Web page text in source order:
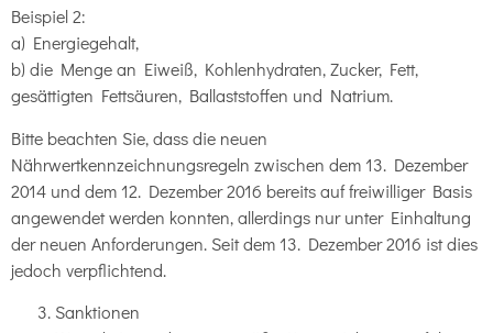
Beispiel 2:
a) Energiegehalt,
b) die Menge an Eiweiß, Kohlenhydraten, Zucker, Fett,
gesättigten Fettsäuren, Ballaststoffen und Natrium.
Bitte beachten Sie, dass die neuen
Nährwertkennzeichnungsregeln zwischen dem 13. Dezember
2014 und dem 12. Dezember 2016 bereits auf freiwilliger Basis
angewendet werden konnten, allerdings nur unter Einhaltung
der neuen Anforderungen. Seit dem 13. Dezember 2016 ist dies
jedoch verpflichtend.
Sanktionen